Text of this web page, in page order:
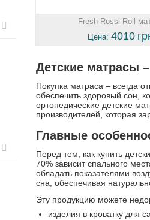
Fresh Rossi Roll
Цена:4010
Детские матрасы
Покупка матраса – всегда
обеспечить здоровый сон,
ортопедические детские
производителей, которая
Главные
Перед тем, как купить
70% зависит спального
обладать показателями
сна, обеспечивая
Эту продукцию можете
изделия в кроватку для